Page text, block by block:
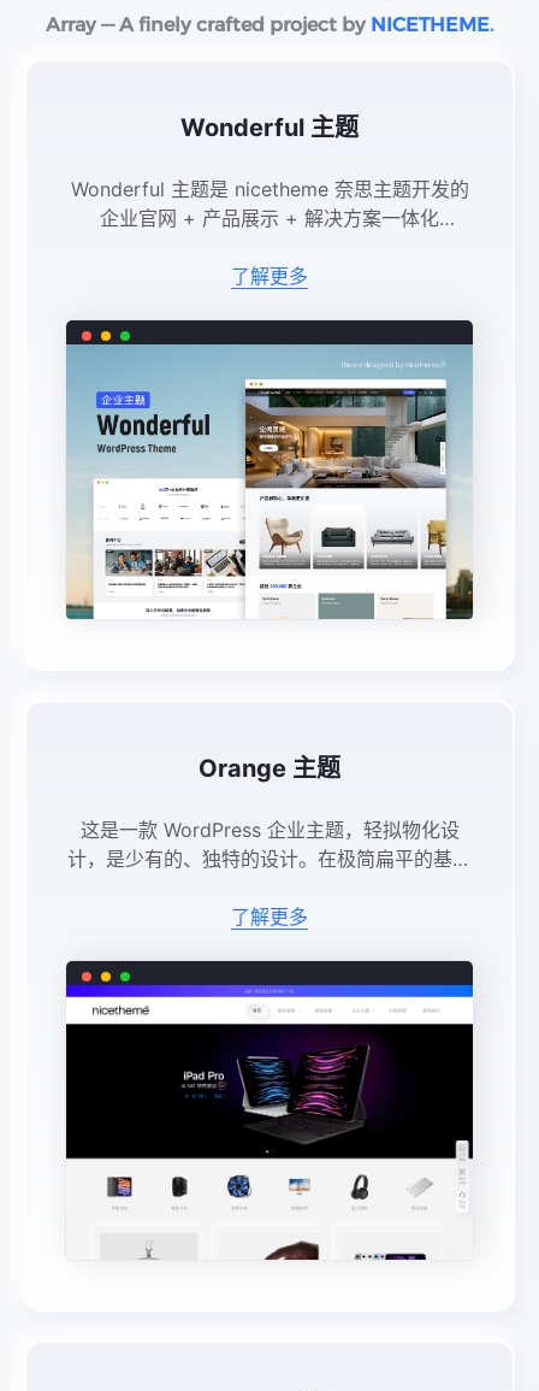
Array — A finely crafted project by NICETHEME.
Wonderful 主题
Wonderful 主题是 nicetheme 奈思主题开发的
企业官网 + 产品展示 + 解决方案一体化
配、低门槛建站，适合家居、科技、零售、服务
了解更多
Orange 主题
这是一款 WordPress 企业主题，轻拟物化设
计，是少有的、独特的设计。在极简扁平的基础
多个模块布局可灵活使用。可对产品进行展示，
了解更多